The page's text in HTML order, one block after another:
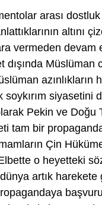
arası
vermeden
dışında
azınlıkların
soykırım
Pekin ve Doğu
tam bir
Çin
o heyetteki
artık